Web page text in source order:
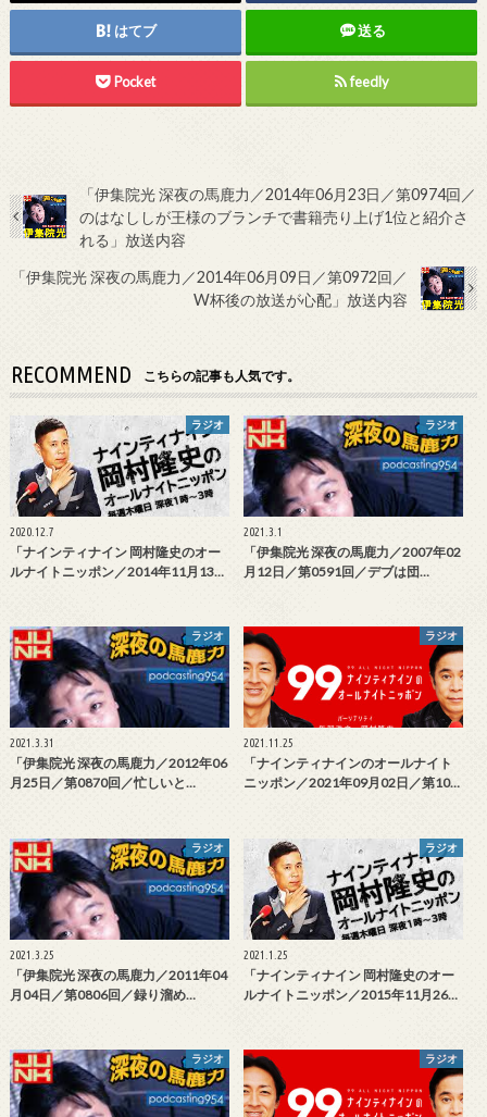
はてブ 送る
Pocket feedly
「伊集院光 深夜の馬鹿力／2014年06月23日／第0974回／
のはなししが王様のブランチで書籍売り上げ1位と紹介さ
れる」放送内容
「伊集院光 深夜の馬鹿力／2014年06月09日／第0972回／
W杯後の放送が心配」放送内容
RECOMMEND こちらの記事も人気です。
ラジオ
2020.12.7
「ナインティナイン 岡村隆史のオー
ルナイトニッポン／2014年11月13…
ラジオ
2021.3.1
「伊集院光 深夜の馬鹿力／2007年02
月12日／第0591回／デブは団…
ラジオ
2021.3.31
「伊集院光 深夜の馬鹿力／2012年06
月25日／第0870回／忙しいと…
ラジオ
2021.11.25
「ナインティナインのオールナイト
ニッポン／2021年09月02日／第10…
ラジオ
2021.3.25
「伊集院光 深夜の馬鹿力／2011年04
月04日／第0806回／録り溜め…
ラジオ
2021.1.25
「ナインティナイン 岡村隆史のオー
ルナイトニッポン／2015年11月26…
ラジオ ラジオ